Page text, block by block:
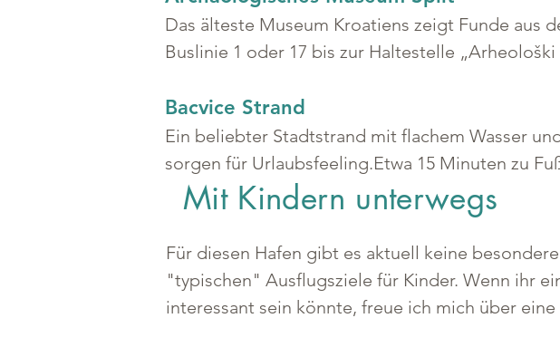
Das älteste Museum Kroatiens zeigt Funde aus
Buslinie 1 oder 17 bis zur Haltestelle
Bacvice Strand
Ein beliebter Stadtstrand mit flachem Wasser
sorgen für Urlaubsfeeling.Etwa 15 Minuten zu
Mit Kindern unterwegs
Für diesen Hafen gibt es aktuell keine
"typischen" Ausflugsziele für Kinder. Wenn ihr
interessant sein könnte, freue ich mich über